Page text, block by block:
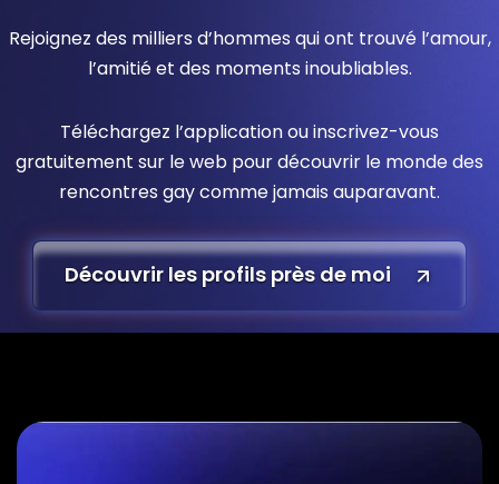
Rejoignez des milliers d’hommes qui ont trouvé l’amour,
l’amitié et des moments inoubliables.
Téléchargez l’application ou inscrivez-vous
gratuitement sur le web pour découvrir le monde des
rencontres gay comme jamais auparavant.
Découvrir les profils près de moi